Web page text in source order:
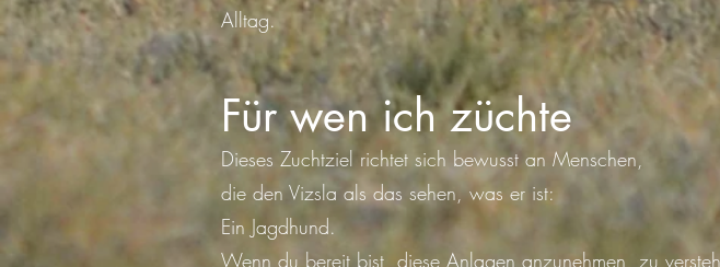
Alltag.
Für wen ich züchte
Dieses Zuchtziel richtet sich bewusst an Menschen,
die den Vizsla als das sehen, was er ist:
Ein Jagdhund.
Wenn du bereit bist, diese Anlagen anzunehmen, zu